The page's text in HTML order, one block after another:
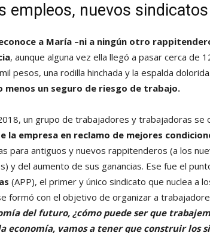
empleos, nuevos sindicatos
a María –ni a ningún otro
, aunque alguna vez ella llegó a pasar cerca de
pesos, una rodilla hinchada y la espalda dolorida.
menos un seguro de riesgo de trabajo.
un grupo de trabajadores y trabajadoras se
la empresa en reclamo de mejores
para antiguos y nuevos rappitenderos (a los
y del aumento de sus ganancias. Ese fue el
(APP), el primer y único sindicato que nuclea a
formó con el objetivo de organizar a
del futuro, ¿cómo puede ser que
economía, vamos a tener que construir los